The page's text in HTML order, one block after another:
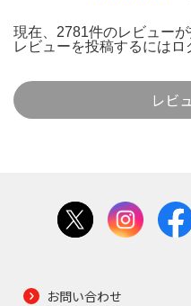
現在、2781件のレビューが
レビューを投稿するには ロ
レビ
お問い合わせ